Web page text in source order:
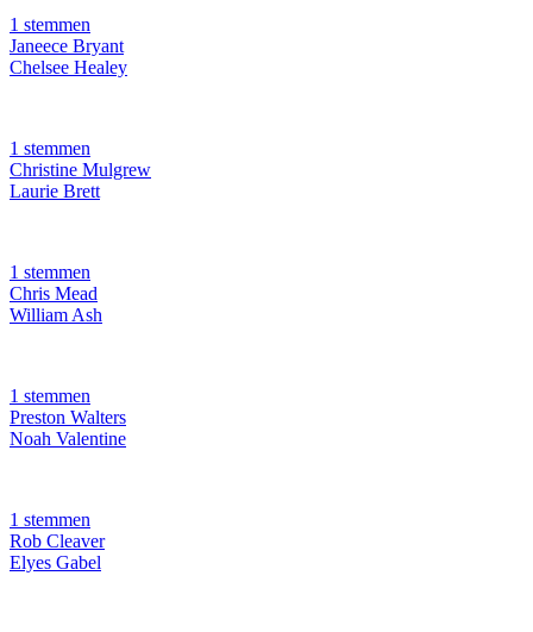
1 stemmen
Janeece Bryant
Chelsee Healey
1 stemmen
Christine Mulgrew
Laurie Brett
1 stemmen
Chris Mead
William Ash
1 stemmen
Preston Walters
Noah Valentine
1 stemmen
Rob Cleaver
Elyes Gabel